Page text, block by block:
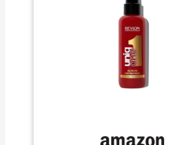
rincer. FORMULE HYDRATANTE ET
: Formule sans silicone, sans alcool
minérale. Enrichie à 7% en
l'acide hyaluronique et agent
de boucles hydratées et définies
CONTIENT LE COLIS : 1x Gelée
Méthode Boucles - Contenance :
consommateur sur 65 personnes.